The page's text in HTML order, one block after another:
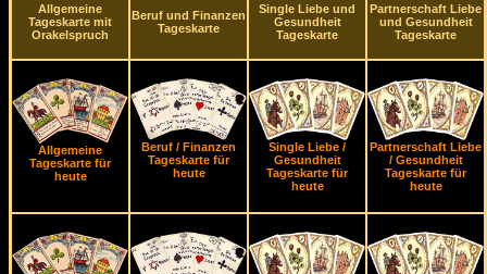
Allgemeine
Tageskarte mit
Orakelspruch
Beruf und Finanzen
Tageskarte
Single Liebe und
Gesundheit
Tageskarte
Partnerschaft Liebe
und Gesundheit
Tageskarte
Allgemeine
Tageskarte für
heute
Beruf / Finanzen
Tageskarte für
heute
Single Liebe /
Gesundheit
Tageskarte für
heute
Partnerschaft Liebe
/ Gesundheit
Tageskarte für
heute